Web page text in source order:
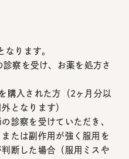
なります。
察を受け、お薬を処方さ
購入された方（2ヶ月分以
となります）
診察を受けていただき、
たは副作用が強く服用を
断した場合（服用ミスや